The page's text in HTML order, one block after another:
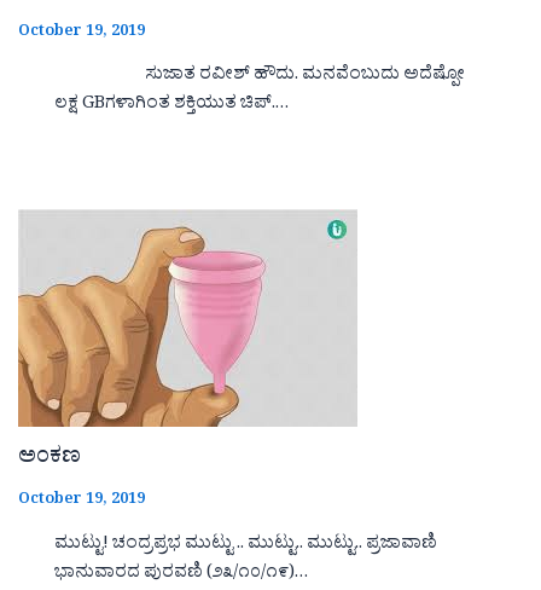
October 19, 2019
ಸುಜಾತ ರವೀಶ್ ಹೌದು. ಮನವೆಂಬುದು ಅದೆಷ್ಪೋ
ಲಕ್ಷ GBಗಳಾಗಿಂತ ಶಕ್ತಿಯುತ ಚಿಪ್.…
ಅಂಕಣ
October 19, 2019
ಮುಟ್ಟು! ಚಂದ್ರಪ್ರಭ ಮುಟ್ಟು .. ಮುಟ್ಟು.. ಮುಟ್ಟು.. ಪ್ರಜಾವಾಣಿ
ಭಾನುವಾರದ ಪುರವಣಿ (೨೩/೧೦/೧೯)…